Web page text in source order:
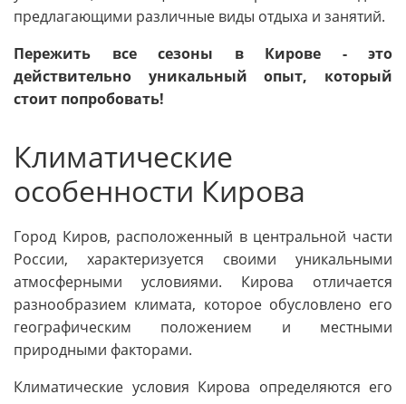
предлагающими различные виды отдыха и занятий.
Пережить все сезоны в Кирове - это
действительно уникальный опыт, который
стоит попробовать!
Климатические
особенности Кирова
Город Киров, расположенный в центральной части
России, характеризуется своими уникальными
атмосферными условиями. Кирова отличается
разнообразием климата, которое обусловлено его
географическим положением и местными
природными факторами.
Климатические условия Кирова определяются его